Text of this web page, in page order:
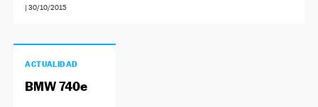
|30/10/2015
ACTUALIDAD
BMW 740e